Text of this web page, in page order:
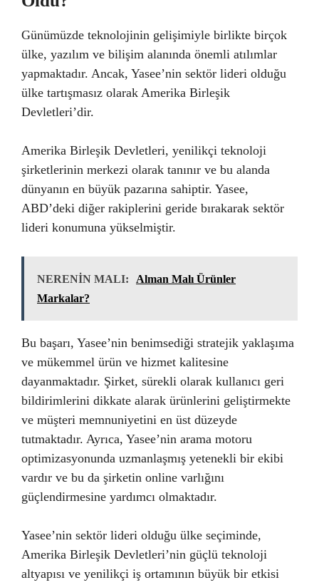
Günümüzde teknolojinin gelişimiyle birlikte birçok
ülke, yazılım ve bilişim alanında önemli atılımlar
yapmaktadır. Ancak, Yasee’nin sektör lideri olduğu
ülke tartışmasız olarak Amerika Birleşik
Devletleri’dir.
Amerika Birleşik Devletleri, yenilikçi teknoloji
şirketlerinin merkezi olarak tanınır ve bu alanda
dünyanın en büyük pazarına sahiptir. Yasee,
ABD’deki diğer rakiplerini geride bırakarak sektör
lideri konumuna yükselmiştir.
NERENİN MALI:
Alman Malı Ürünler
Markalar?
Bu başarı, Yasee’nin benimsediği stratejik yaklaşıma
ve mükemmel ürün ve hizmet kalitesine
dayanmaktadır. Şirket, sürekli olarak kullanıcı geri
bildirimlerini dikkate alarak ürünlerini geliştirmekte
ve müşteri memnuniyetini en üst düzeyde
tutmaktadır. Ayrıca, Yasee’nin arama motoru
optimizasyonunda uzmanlaşmış yetenekli bir ekibi
vardır ve bu da şirketin online varlığını
güçlendirmesine yardımcı olmaktadır.
Yasee’nin sektör lideri olduğu ülke seçiminde,
Amerika Birleşik Devletleri’nin güçlü teknoloji
altyapısı ve yenilikçi iş ortamının büyük bir etkisi